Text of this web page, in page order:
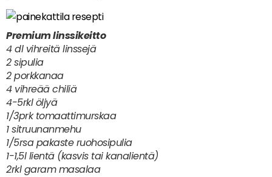
Premium linssikeitto
4 dl vihreitä linssejä
2 sipulia
2 porkkanaa
4 vihreää chiliä
4-5rkl öljyä
1/3prk tomaattimurskaa
1 sitruunanmehu
1/5rsa pakaste ruohosipulia
1-1,5l lientä (kasvis tai kanalientä)
2rkl garam masalaa